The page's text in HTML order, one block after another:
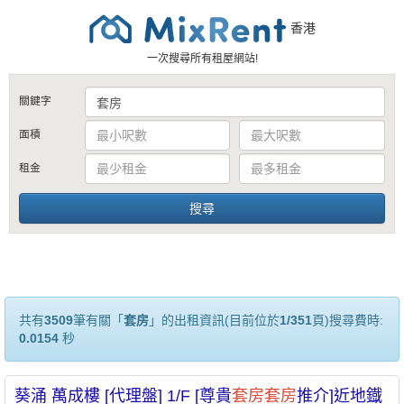
香港
一次搜尋所有租屋網站!
關鍵字
面積
租金
共有3509筆有關「 套房」的出租資訊(目前位於1/351頁)搜尋費時:
0.0154 秒
葵涌 萬成樓 [代理盤] 1/F [尊貴套房套房推介]近地鐡